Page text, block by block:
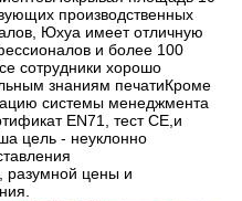
производственных
Юхуа имеет отличную
и более 100
сотрудники хорошо
знаниям печатиКроме
системы менеджмента
EN71, тест CE,и
цель - неуклонно
разумной цены и